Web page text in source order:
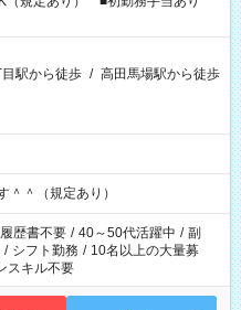
駅から徒歩 / 高田馬場駅から徒歩
＾（規定あり）
履歴書不要 / 40～50代活躍中 / 副
/ シフト勤務 / 10名以上の大量募
スキル不要